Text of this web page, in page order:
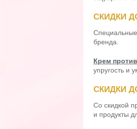
СКИДКИ
бренда.
Крем
упругость и
СКИДКИ
Со скидкой
и продукты